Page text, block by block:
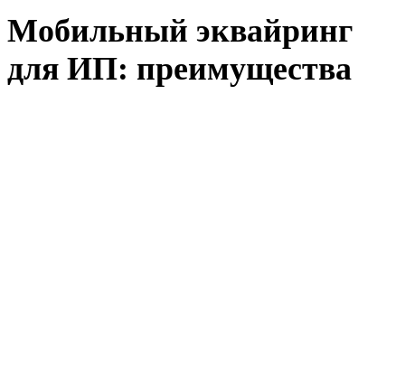
Мобильный эквайринг
для ИП: преимущества